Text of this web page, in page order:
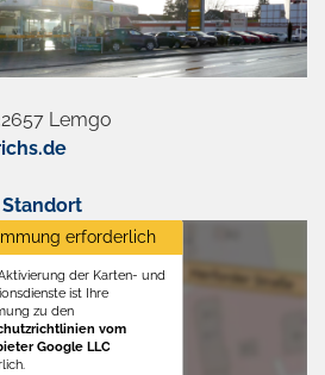
Lemgo
erforderlich
der Karten- und
ist Ihre
zu den
vom
Google LLC